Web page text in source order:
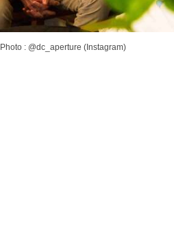
Photo : @dc_aperture (Instagram)